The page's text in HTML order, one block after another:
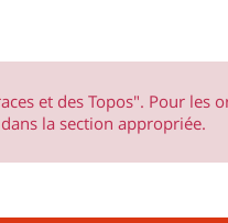
et des Topos". Pour les
la section appropriée.